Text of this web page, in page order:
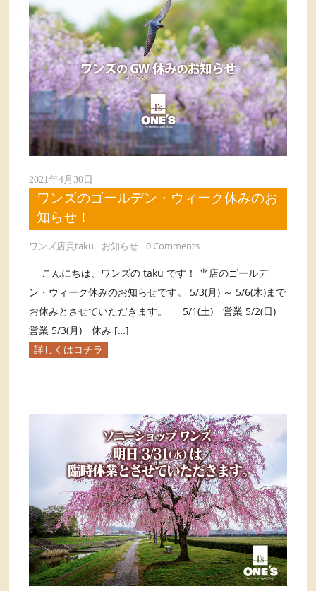
2021年4月30日
ワンズのゴールデン・ウィーク休みのお
知らせ！
ワンズ店員taku お知らせ 0 Comments
こんにちは、ワンズの taku です！ 当店のゴールデ
ン・ウィーク休みのお知らせです。 5/3(月) ～ 5/6(木)まで
お休みとさせていただきます。 5/1(土) 営業 5/2(日)
営業 5/3(月) 休み […]
詳しくはコチラ